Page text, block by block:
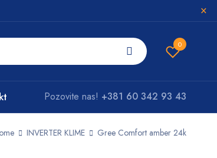
0
Pozovite nas! +381 60 342 93 43
INVERTER KLIME Gree Comfort amber 24k